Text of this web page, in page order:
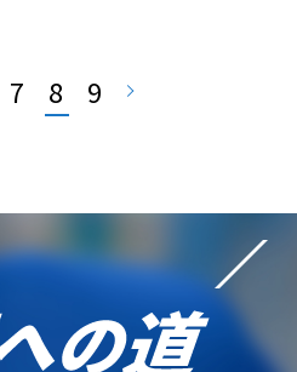
7 8 9